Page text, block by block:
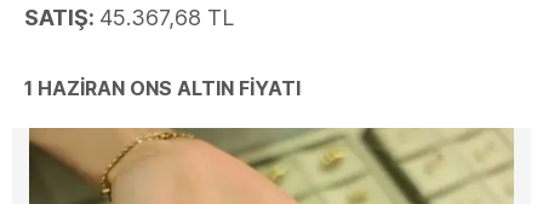
SATIŞ: 45.367,68 TL
1 HAZİRAN ONS ALTIN FİYATI